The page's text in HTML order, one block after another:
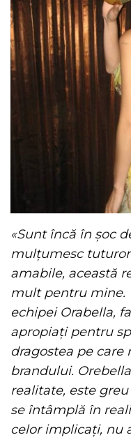
«Sunt încă în șoc
mulțumesc
amabile, această
mult pentru mine.
echipei Orabella,
apropiați pentru
dragostea pe care
brandului.
realitate, este
se întâmplă în
celor implicați, nu